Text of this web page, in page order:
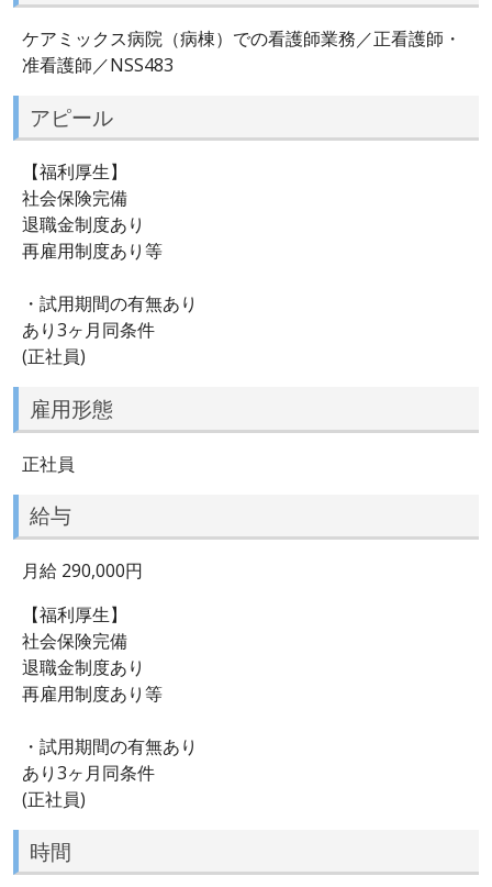
ケアミックス病院（病棟）での看護師業務／正看護師・
准看護師／NSS483
アピール
【福利厚生】
社会保険完備
退職金制度あり
再雇用制度あり等
・試用期間の有無あり
あり3ヶ月同条件
(正社員)
雇用形態
正社員
給与
月給 290,000円
【福利厚生】
社会保険完備
退職金制度あり
再雇用制度あり等
・試用期間の有無あり
あり3ヶ月同条件
(正社員)
時間